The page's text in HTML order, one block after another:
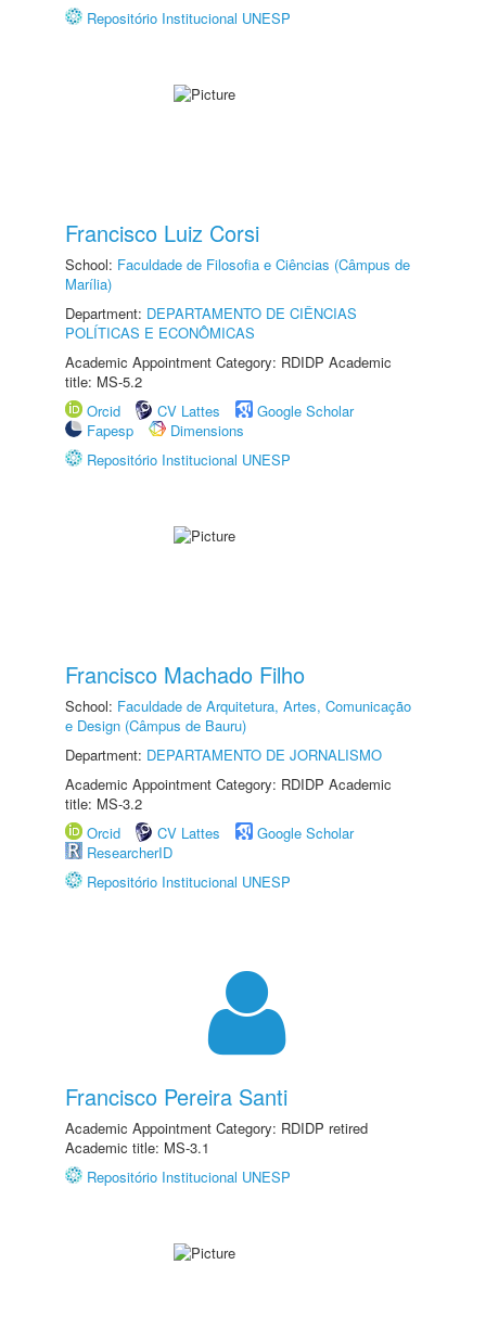
Repositório Institucional UNESP
Francisco Luiz Corsi
School: Faculdade de Filosofia e Ciências (Câmpus de
Marília)
Department: DEPARTAMENTO DE CIÊNCIAS
POLÍTICAS E ECONÔMICAS
Academic Appointment Category: RDIDP Academic
title: MS-5.2
Orcid
CV Lattes
Google Scholar
Fapesp
Dimensions
Repositório Institucional UNESP
Francisco Machado Filho
School: Faculdade de Arquitetura, Artes, Comunicação
e Design (Câmpus de Bauru)
Department: DEPARTAMENTO DE JORNALISMO
Academic Appointment Category: RDIDP Academic
title: MS-3.2
Orcid
CV Lattes
Google Scholar
ResearcherID
Repositório Institucional UNESP
Francisco Pereira Santi
Academic Appointment Category: RDIDP retired
Academic title: MS-3.1
Repositório Institucional UNESP